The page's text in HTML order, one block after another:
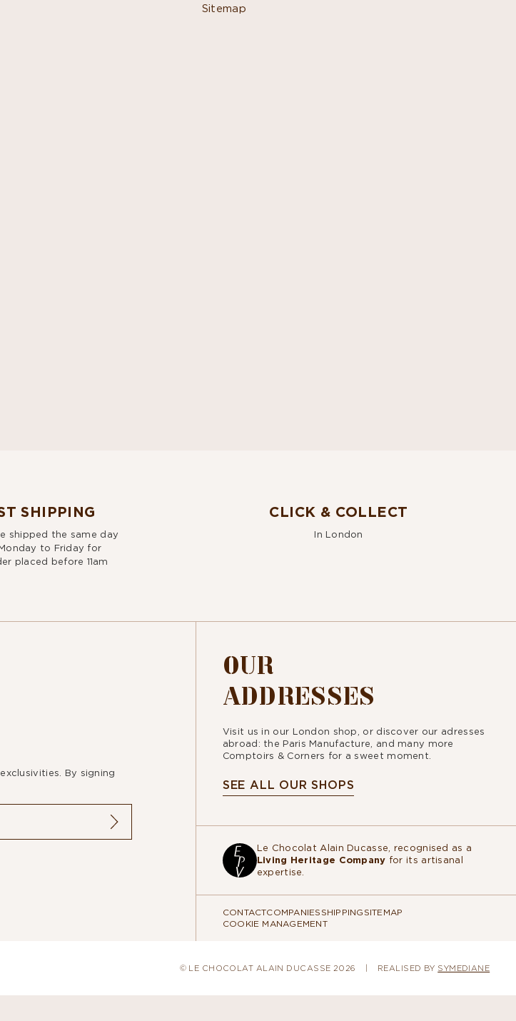
la conformité avec les réglementations. Personnalisez vos préférences pour contrôler la
Sitemap
SHIPPING
shipped the same day
to Friday for
placed before 11am
CLICK & COLLECT
In London
By signing
OUR
ADDRESSES
Visit us in our London shop, or discover our adresses
abroad: the Paris Manufacture, and many more
Comptoirs & Corners for a sweet moment.
SEE ALL OUR SHOPS
Le Chocolat Alain Ducasse, recognised as a
Living Heritage Company for its artisanal
expertise.
CONTACTCOMPANIES SHIPPING SITEMAP
COOKIE MANAGEMENT
© LE CHOCOLAT ALAIN DUCASSE 2026 REALISED BY SYMEDIANE